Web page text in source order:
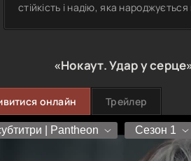
стійкість і надію, яка
«Нокаут. Удар у
онлайн Трейлер